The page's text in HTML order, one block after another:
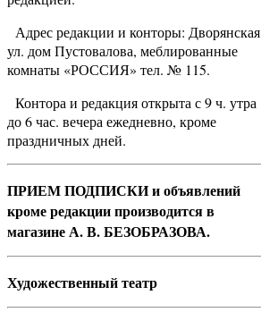
Адрес редакции и конторы: Дворянская
ул. дом Пустовалова, меблированные
комнаты «РОССИЯ» тел. № 115.
Контора и редакция открыта с 9 ч. утра
до 6 час. вечера ежедневно, кроме
праздничных дней.
ПРИЕМ ПОДПИСКИ и объявлений
кроме редакции производится в
магазине А. В. БЕЗОБРАЗОВА.
Художественный театр